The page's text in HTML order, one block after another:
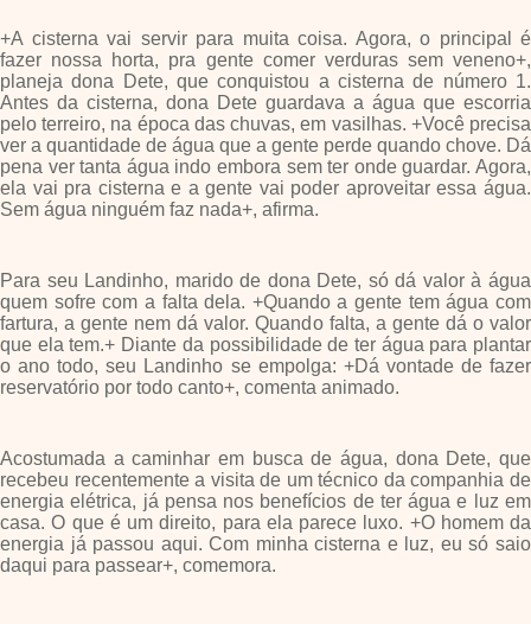
+A cisterna vai servir para muita coisa. Agora, o principal é
fazer nossa horta, pra gente comer verduras sem veneno+,
planeja dona Dete, que conquistou a cisterna de número 1.
Antes da cisterna, dona Dete guardava a água que escorria
pelo terreiro, na época das chuvas, em vasilhas. +Você precisa
ver a quantidade de água que a gente perde quando chove. Dá
pena ver tanta água indo embora sem ter onde guardar. Agora,
ela vai pra cisterna e a gente vai poder aproveitar essa água.
Sem água ninguém faz nada+, afirma.
Para seu Landinho, marido de dona Dete, só dá valor à água
quem sofre com a falta dela. +Quando a gente tem água com
fartura, a gente nem dá valor. Quando falta, a gente dá o valor
que ela tem.+ Diante da possibilidade de ter água para plantar
o ano todo, seu Landinho se empolga: +Dá vontade de fazer
reservatório por todo canto+, comenta animado.
Acostumada a caminhar em busca de água, dona Dete, que
recebeu recentemente a visita de um técnico da companhia de
energia elétrica, já pensa nos benefícios de ter água e luz em
casa. O que é um direito, para ela parece luxo. +O homem da
energia já passou aqui. Com minha cisterna e luz, eu só saio
daqui para passear+, comemora.